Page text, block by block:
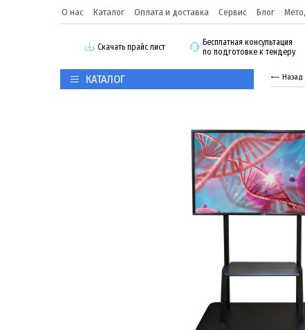
О нас Каталог Оплата и доставка Сервис Блог
Скачать прайс лист
Бесплатная консультация
по подготовке к тендеру
КАТАЛОГ Назад